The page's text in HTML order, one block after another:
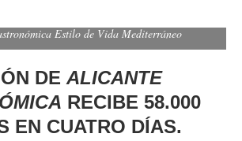
Estilo de Vida Mediterráneo
DE ALICANTE
RECIBE 58.000
EN CUATRO DÍAS.